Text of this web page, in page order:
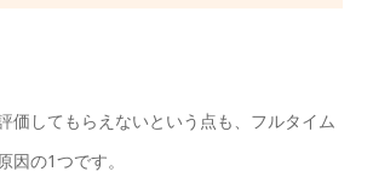
価してもらえないという点も、フルタイム
因の1つです。